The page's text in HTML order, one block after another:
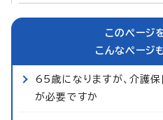
このページ
こんなページ
65歳になりますが、介護
が必要ですか